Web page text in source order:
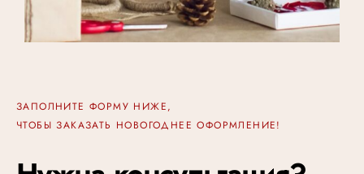
ЗАПОЛНИТЕ ФОРМУ НИЖЕ,
ЧТОБЫ ЗАКАЗАТЬ НОВОГОДНЕЕ ОФОРМЛЕНИЕ!